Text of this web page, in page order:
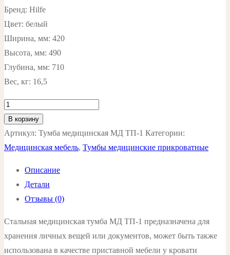
Бренд: Hilfe
Цвет: белый
Ширина, мм: 420
Высота, мм: 490
Глубина, мм: 710
Вес, кг: 16,5
Количество
товара
Тумба
медицинская
белый
В корзину
Артикул: Тумба медицинская МД ТП-1 Категории:
Медицинская мебель, Тумбы медицинские прикроватные
Описание
Детали
Отзывы (0)
Стальная медицинская тумба МД ТП-1 предназначена для
хранения личных вещей или документов, может быть также
использована в качестве приставной мебели у кровати